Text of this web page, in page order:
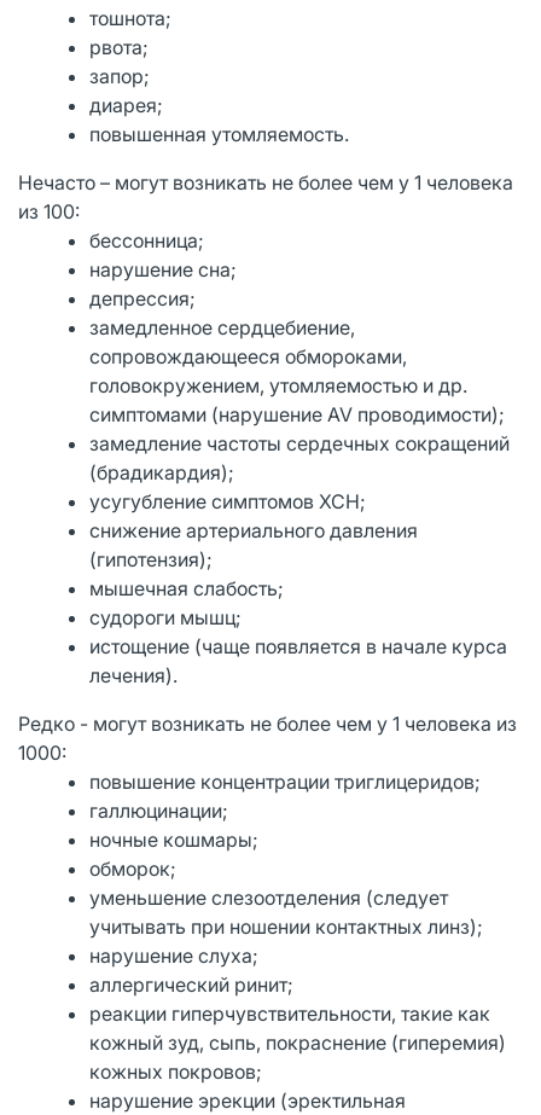
тошнота;
рвота;
запор;
диарея;
повышенная утомляемость.
Нечасто – могут возникать не более чем у 1 человека
из 100:
бессонница;
нарушение сна;
депрессия;
замедленное сердцебиение,
сопровождающееся обмороками,
головокружением, утомляемостью и др.
симптомами (нарушение AV проводимости);
замедление частоты сердечных сокращений
(брадикардия);
усугубление симптомов ХСН;
снижение артериального давления
(гипотензия);
мышечная слабость;
судороги мышц;
истощение (чаще появляется в начале курса
лечения).
Редко - могут возникать не более чем у 1 человека из
1000:
повышение концентрации триглицеридов;
галлюцинации;
ночные кошмары;
обморок;
уменьшение слезоотделения (следует
учитывать при ношении контактных линз);
нарушение слуха;
аллергический ринит;
реакции гиперчувствительности, такие как
кожный зуд, сыпь, покраснение (гиперемия)
кожных покровов;
нарушение эрекции (эректильная